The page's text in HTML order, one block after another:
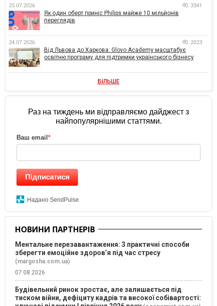
25.07.2026 3341
Як один оберт приніс Philips майже 10 мільйонів
переглядів
24.07.2026 2023
Від Львова до Харкова: Glovo Academy масштабує
освітню програму для підтримки українського бізнесу
БІЛЬШЕ
Раз на тиждень ми відправляємо дайджест з
найпопулярнішими статтями.
Ваш email*
Підписатися
Надано SendPulse
НОВИНИ ПАРТНЕРІВ
Ментальне перезавантаження: 3 практичні способи
зберегти емоційне здоров’я під час стресу
(margosha.com.ua)
07.08.2026
Будівельний ринок зростає, але залишається під
тиском війни, дефіциту кадрів та високої собівартості: